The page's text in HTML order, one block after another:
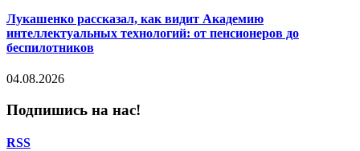
Лукашенко рассказал, как видит Академию
интеллектуальных технологий: от пенсионеров до
беспилотников
04.08.2026
Подпишись на нас!
RSS